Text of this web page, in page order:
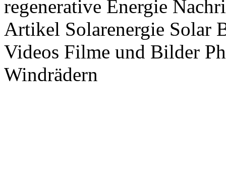
regenerative Energie
Artikel Solarenergie Solar
Videos Filme und Bilder
Windrädern